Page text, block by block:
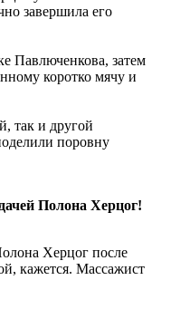
завершила его
Павлюченкова, затем
коротко мячу и
так и другой
поровну
Полона Херцог!
Херцог после
кажется. Массажист